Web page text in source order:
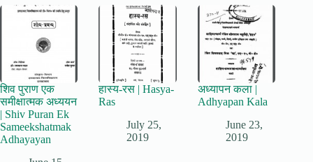
शिव पुराण एक
समीक्षात्मक अध्ययन
| Shiv Puran Ek
Sameekshatmak
Adhayayan
हास्य-रस | Hasya-
Ras
July 25,
2019
अध्यापन कला |
Adhyapan Kala
June 23,
2019